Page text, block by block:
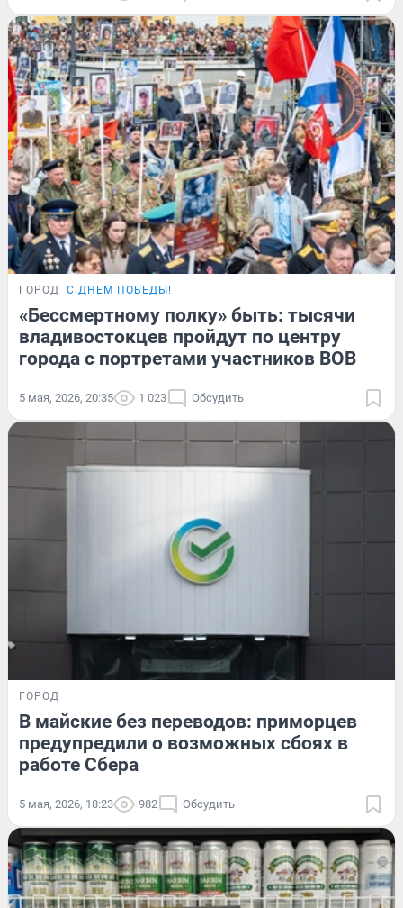
ГОРОД С ДНЕМ ПОБЕДЫ!
«Бессмертному полку» быть: тысячи
владивостокцев пройдут по центру
города с портретами участников ВОВ
5 мая, 2026, 20:35 1 023 Обсудить
ГОРОД
В майские без переводов: приморцев
предупредили о возможных сбоях в
работе Сбера
5 мая, 2026, 18:23 982 Обсудить